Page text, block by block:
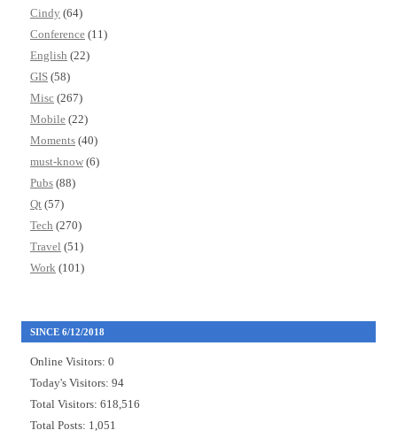
Cindy (64)
Conference (11)
English (22)
GIS (58)
Misc (267)
Mobile (22)
Moments (40)
must-know (6)
Pubs (88)
Qt (57)
Tech (270)
Travel (51)
Work (101)
SINCE 6/12/2018
Online Visitors: 0
Today's Visitors: 94
Total Visitors: 618,516
Total Posts: 1,051